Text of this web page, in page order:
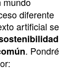
diferente
artificial se
. Pondré